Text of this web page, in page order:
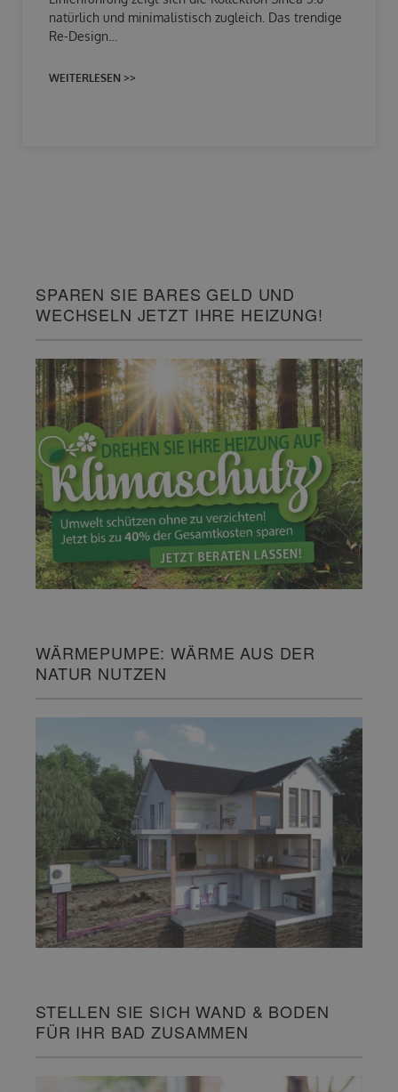
natürlich und minimalistisch zugleich. Das trendige
Re-Design…
WEITERLESEN >>
SPAREN SIE BARES GELD UND
WECHSELN JETZT IHRE HEIZUNG!
WÄRMEPUMPE: WÄRME AUS DER
NATUR NUTZEN
STELLEN SIE SICH WAND & BODEN
FÜR IHR BAD ZUSAMMEN